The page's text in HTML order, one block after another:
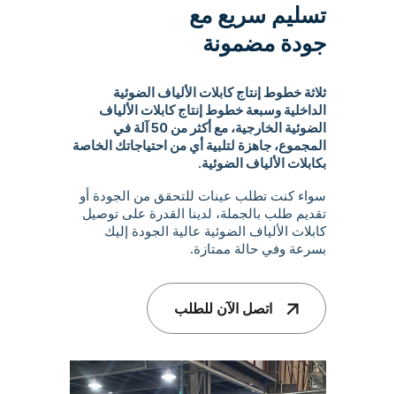
تسليم سريع مع
جودة مضمونة
ثلاثة خطوط إنتاج كابلات الألياف الضوئية
الداخلية وسبعة خطوط إنتاج كابلات الألياف
الضوئية الخارجية، مع أكثر من 50 آلة في
المجموع، جاهزة لتلبية أي من احتياجاتك الخاصة
بكابلات الألياف الضوئية.
سواء كنت تطلب عينات للتحقق من الجودة أو
تقديم طلب بالجملة، لدينا القدرة على توصيل
كابلات الألياف الضوئية عالية الجودة إليك
بسرعة وفي حالة ممتازة.
اتصل الآن للطلب